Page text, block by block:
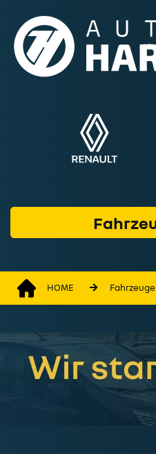
HOME Fahrzeuge
Fahrzeuge
Marken & Modelle
Geschäftskunden
Finanzprodukte